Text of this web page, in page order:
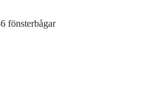
fönsterbågar